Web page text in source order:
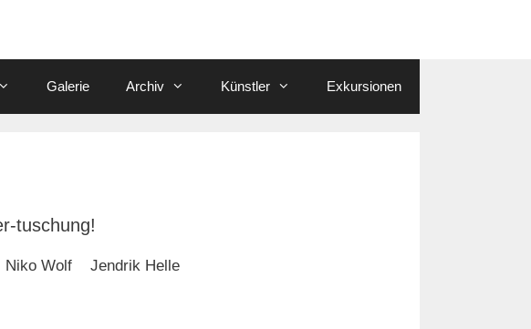
Galerie Archiv Künstler Exkursionen
tuschung!
Niko Wolf Jendrik Helle